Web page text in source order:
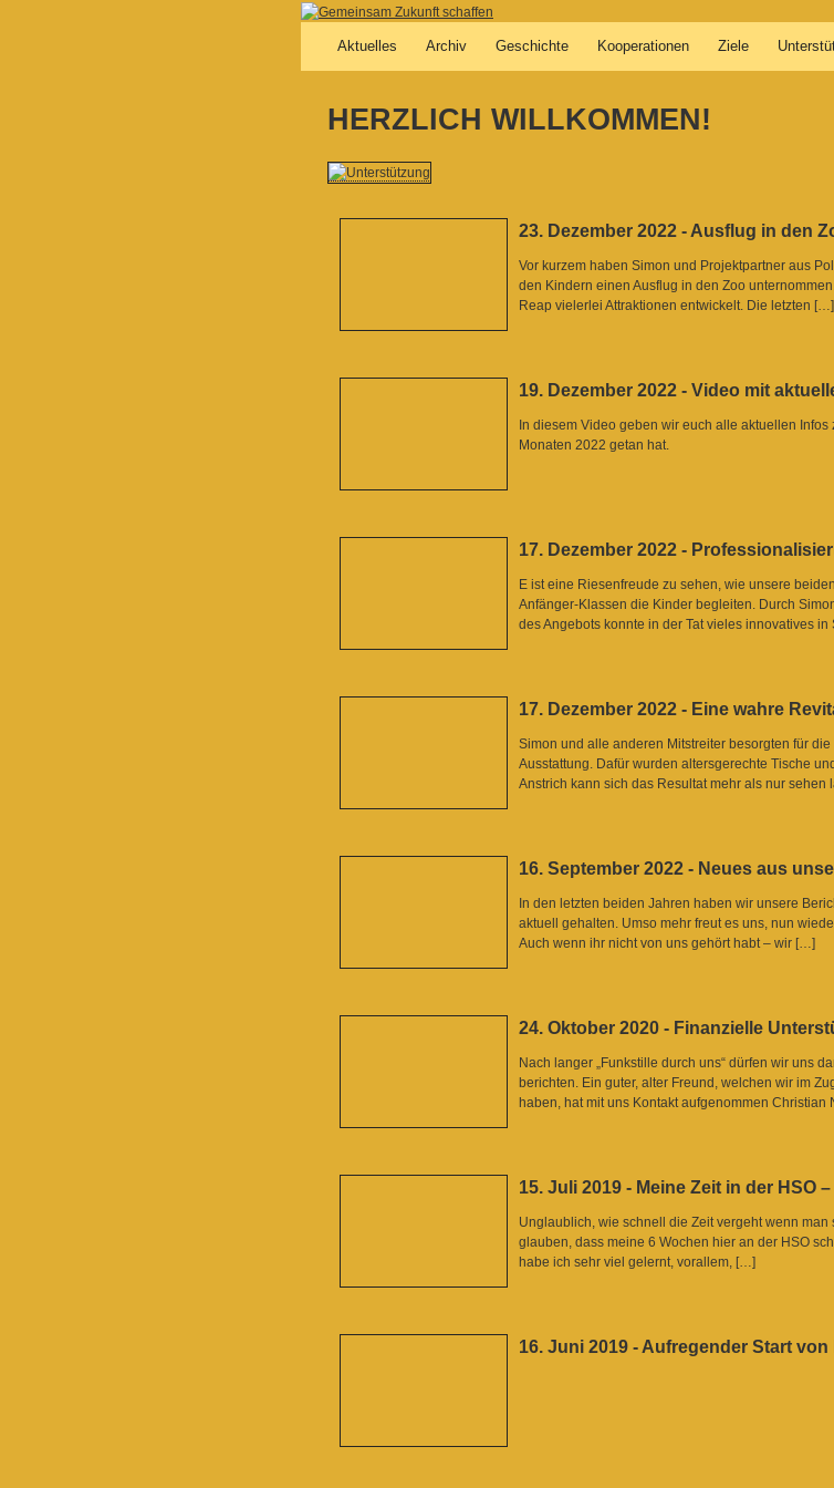
Aktuelles Archiv Geschichte Kooperationen Ziele
HERZLICH WILLKOMMEN!
23. Dezember 2022 - Ausflug in den
Vor kurzem haben Simon und Projektpartner aus
den Kindern einen Ausflug in den Zoo
Reap vielerlei Attraktionen entwickelt. Die letzten […]
19. Dezember 2022 - Video mit
In diesem Video geben wir euch alle aktuellen
Monaten 2022 getan hat.
17. Dezember 2022 -
E ist eine Riesenfreude zu sehen, wie unsere
Anfänger-Klassen die Kinder begleiten. Durch
des Angebots konnte in der Tat vieles innovatives
17. Dezember 2022 - Eine wahre
Simon und alle anderen Mitstreiter besorgten für
Ausstattung. Dafür wurden altersgerechte Tische
Anstrich kann sich das Resultat mehr als nur
16. September 2022 - Neues aus
In den letzten beiden Jahren haben wir unsere
aktuell gehalten. Umso mehr freut es uns, nun
Auch wenn ihr nicht von uns gehört habt – wir […]
24. Oktober 2020 - Finanzielle
Nach langer „Funkstille durch uns“ dürfen wir uns
berichten. Ein guter, alter Freund, welchen wir im
haben, hat mit uns Kontakt aufgenommen
15. Juli 2019 - Meine Zeit in der HSO
Unglaublich, wie schnell die Zeit vergeht wenn
glauben, dass meine 6 Wochen hier an der HSO
habe ich sehr viel gelernt, vorallem, […]
16. Juni 2019 - Aufregender Start